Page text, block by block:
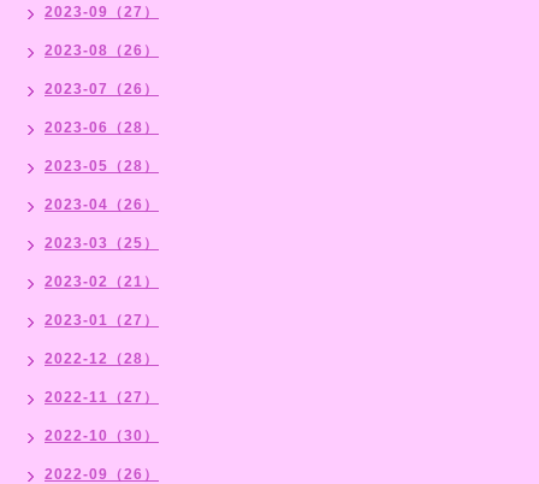
2023-09（27）
2023-08（26）
2023-07（26）
2023-06（28）
2023-05（28）
2023-04（26）
2023-03（25）
2023-02（21）
2023-01（27）
2022-12（28）
2022-11（27）
2022-10（30）
2022-09（26）